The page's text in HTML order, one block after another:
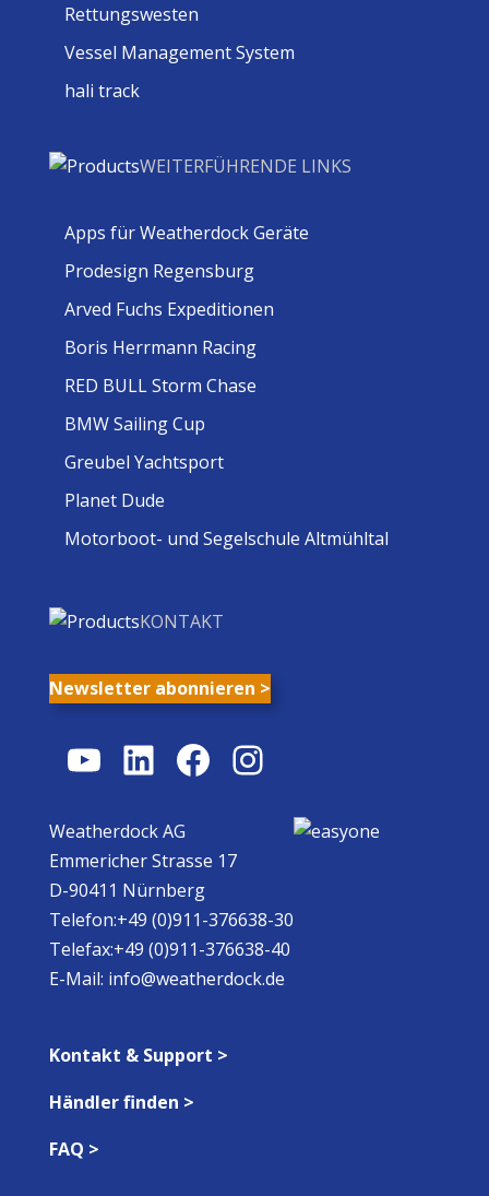
Rettungswesten
Vessel Management System
hali track
WEITERFÜHRENDE LINKS
Apps für Weatherdock Geräte
Prodesign Regensburg
Arved Fuchs Expeditionen
Boris Herrmann Racing
RED BULL Storm Chase
BMW Sailing Cup
Greubel Yachtsport
Planet Dude
Motorboot- und Segelschule Altmühltal
KONTAKT
Newsletter abonnieren >
YouTube
LinkedIn
Facebook
Instagram
Weatherdock AG
Emmericher Strasse 17
D-90411 Nürnberg
Telefon:+49 (0)911-376638-30
Telefax:+49 (0)911-376638-40
E-Mail: info@weatherdock.de
Kontakt & Support >
Händler finden >
FAQ >